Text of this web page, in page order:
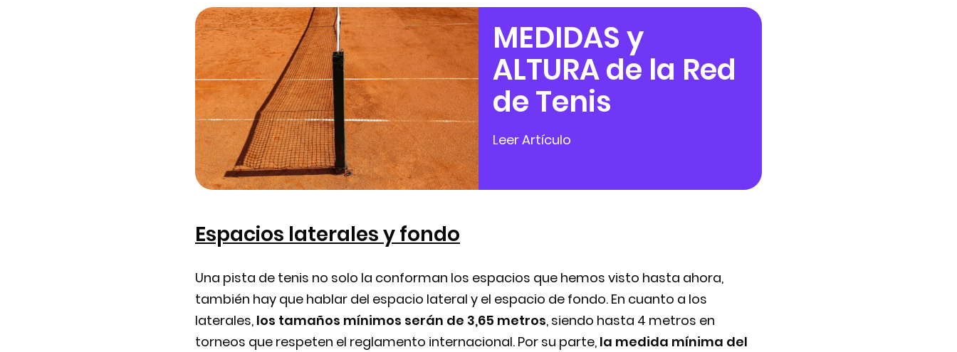
MEDIDAS y
ALTURA de la Red
de Tenis
Leer Artículo
Espacios laterales y fondo
Una pista de tenis no solo la conforman los espacios que hemos visto hasta ahora,
también hay que hablar del espacio lateral y el espacio de fondo. En cuanto a los
laterales, los tamaños mínimos serán de 3,65 metros, siendo hasta 4 metros en
torneos que respeten el reglamento internacional. Por su parte, la medida mínima del